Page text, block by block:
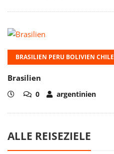
BRASILIEN PERU BOLIVIEN CHILE
Brasilien
0 argentinien
ALLE REISEZIELE